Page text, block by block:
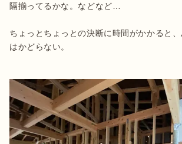
隔揃ってるかな。などなど…
ちょっとちょっとの決断に時間がかかると
はかどらない。